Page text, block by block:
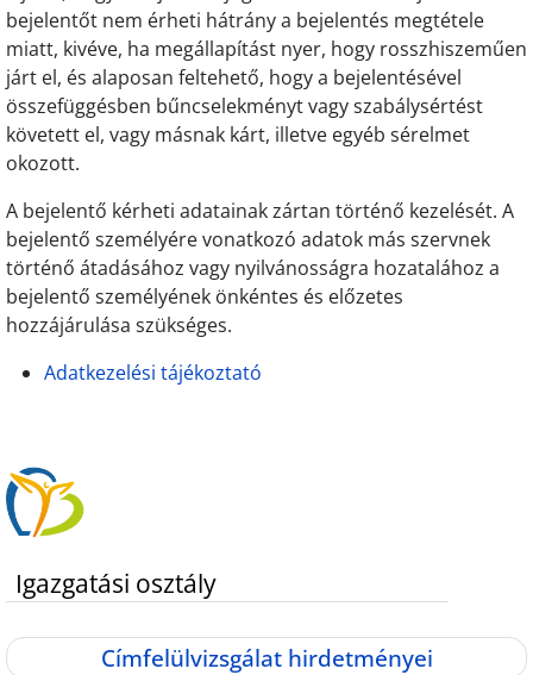
bejelentőt nem érheti hátrány a bejelentés megtétele
miatt, kivéve, ha megállapítást nyer, hogy rosszhiszeműen
járt el, és alaposan feltehető, hogy a bejelentésével
összefüggésben bűncselekményt vagy szabálysértést
követett el, vagy másnak kárt, illetve egyéb sérelmet
okozott.
A bejelentő kérheti adatainak zártan történő kezelését. A
bejelentő személyére vonatkozó adatok más szervnek
történő átadásához vagy nyilvánosságra hozatalához a
bejelentő személyének önkéntes és előzetes
hozzájárulása szükséges.
Adatkezelési tájékoztató
Igazgatási osztály
Címfelülvizsgálat hirdetményei